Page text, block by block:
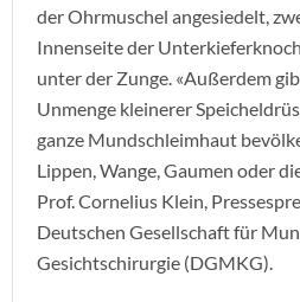
der Ohrmuschel angesiedelt,
Innenseite der
unter der Zunge. «Außerdem
Unmenge kleinerer
ganze Mundschleimhaut
Lippen, Wange, Gaumen oder
Prof. Cornelius Klein,
Deutschen Gesellschaft für
Gesichtschirurgie (DGMKG).